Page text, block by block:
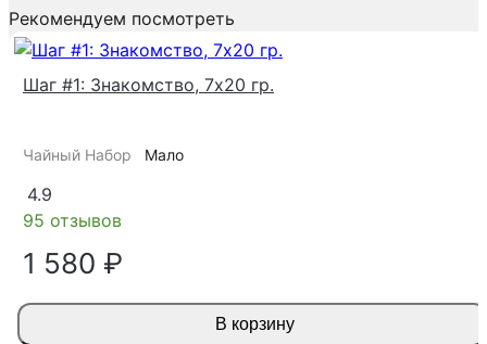
Рекомендуем посмотреть
Шаг #1: Знакомство, 7х20 гр.
Чайный Набор Мало
4.9
95 отзывов
1 580 ₽
В корзину